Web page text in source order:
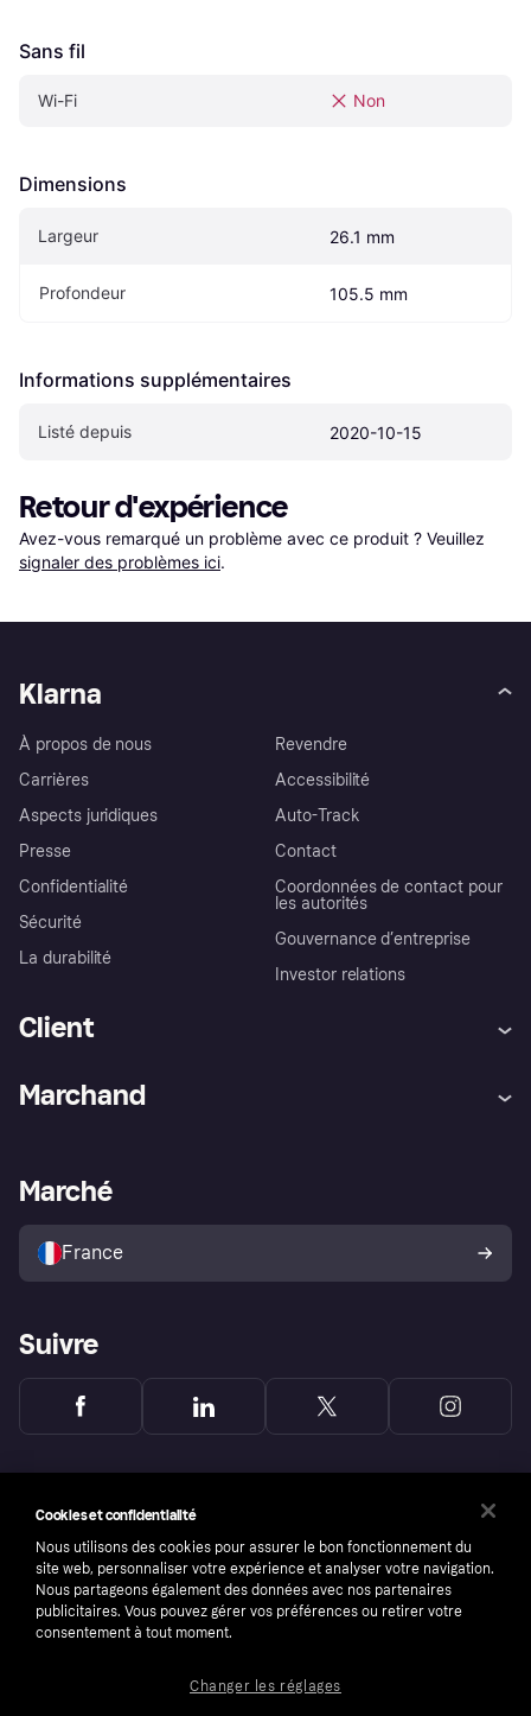
Sans fil
Wi-Fi Non
Dimensions
Largeur 26.1 mm
Profondeur 105.5 mm
Informations supplémentaires
Listé depuis 2020-10-15
Retour d'expérience
Avez-vous remarqué un problème avec ce produit ? Veuillez
signaler des problèmes ici.
Klarna
À propos de nous
Carrières
Aspects juridiques
Presse
Confidentialité
Sécurité
La durabilité
Revendre
Accessibilité
Auto-Track
Contact
Coordonnées de contact pour
les autorités
Gouvernance d’entreprise
Investor relations
Client
Explorez les magasins
Politique de protection de
l’acheteur Klarna
Marchand
Portail Marchand
Marché
France
Suivre
Cookies et confidentialité
Nous utilisons des cookies pour assurer le bon fonctionnement du
site web, personnaliser votre expérience et analyser votre navigation.
Nous partageons également des données avec nos partenaires
publicitaires. Vous pouvez gérer vos préférences ou retirer votre
consentement à tout moment.
Changer les réglages